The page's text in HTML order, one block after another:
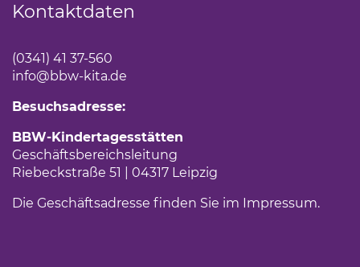
Kontaktdaten
(0341) 41 37-560
info@bbw-kita.de
Besuchsadresse:
BBW-Kindertagesstätten
Geschäftsbereichsleitung
Riebeckstraße 51 | 04317 Leipzig
Die Geschäftsadresse finden Sie im Impressum(Link
.